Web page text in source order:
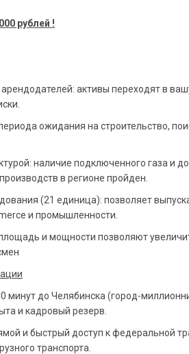
рублей !
активы переходят в
ожидания на строительство,
наличие подключенного газа и
в регионе пройден.
(21 единица): позволяет
и промышленности.
и мощности позволяют
минут до Челябинска (город-
и кадровый резерв.
и быстрый доступ к федеральной
транспорта.